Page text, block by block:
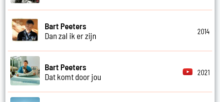
Bart Peeters
Dan zal ik er zijn
2014
Bart Peeters
Dat komt door jou
2021